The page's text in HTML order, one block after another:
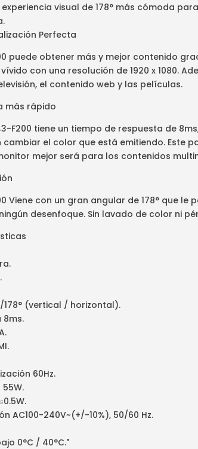
visual de 178° más cómoda
Perfecta
puede obtener más y mejor contenido
con una resolución de 1920 x 1080.
el contenido web y las películas.
más rápido
F200 tiene un tiempo de respuesta de
el color que está emitiendo. Este
mejor será para los contenidos
Viene con un gran angular de 178° que
desenfoque. Sin lavado de color ni
178° (vertical / horizontal).
8ms.
60Hz.
AC100-240V~(+/-10%), 50/60 Hz.
0°C / 40°C."